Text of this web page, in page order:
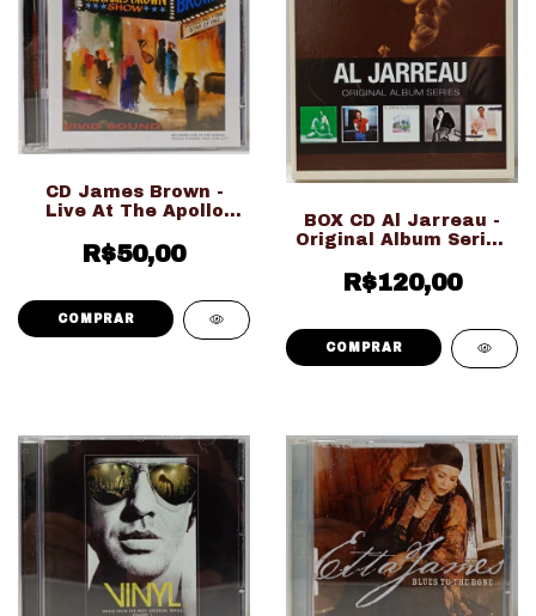
CD James Brown -
Live At The Apollo
(Ed. Nacional)
R$50,00
BOX CD Al Jarreau -
Original Album Series
R$120,00